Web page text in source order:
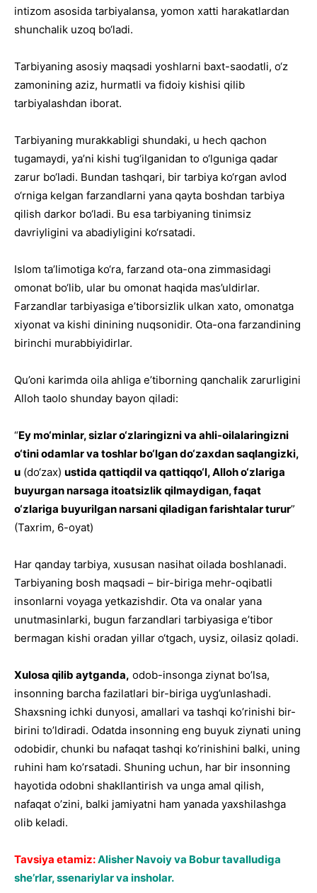
intizom asosida tarbiyalansa, yomon xatti harakatlardan
shunchalik uzoq bo‘ladi.
Tarbiyaning asosiy maqsadi yoshlarni baxt-saodatli, o‘z
zamonining aziz, hurmatli va fidoiy kishisi qilib
tarbiyalashdan iborat.
Tarbiyaning murakkabligi shundaki, u hech qachon
tugamaydi, ya’ni kishi tug‘ilganidan to o‘lguniga qadar
zarur bo‘ladi. Bundan tashqari, bir tarbiya ko‘rgan avlod
o‘rniga kelgan farzandlarni yana qayta boshdan tarbiya
qilish darkor bo‘ladi. Bu esa tarbiyaning tinimsiz
davriyligini va abadiyligini ko‘rsatadi.
Islom ta’limotiga ko‘ra, farzand ota-ona zimmasidagi
omonat bo‘lib, ular bu omonat haqida mas’uldirlar.
Farzandlar tarbiyasiga e’tiborsizlik ulkan xato, omonatga
xiyonat va kishi dinining nuqsonidir. Ota-ona farzandining
birinchi murabbiyidirlar.
Qu’oni karimda oila ahliga e’tiborning qanchalik zarurligini
Alloh taolo shunday bayon qiladi:
“Ey mo‘minlar, sizlar o‘zlaringizni va ahli-oilalaringizni
o‘tini odamlar va toshlar bo‘lgan do‘zaxdan saqlangizki,
u (do‘zax) ustida qattiqdil va qattiqqo‘l, Alloh o‘zlariga
buyurgan narsaga itoatsizlik qilmaydigan, faqat
o‘zlariga buyurilgan narsani qiladigan farishtalar turur”
(Taxrim, 6-oyat)
Har qanday tarbiya, xususan nasihat oilada boshlanadi.
Tarbiyaning bosh maqsadi – bir-biriga mehr-oqibatli
insonlarni voyaga yetkazishdir. Ota va onalar yana
unutmasinlarki, bugun farzandlari tarbiyasiga e’tibor
bermagan kishi oradan yillar o‘tgach, uysiz, oilasiz qoladi.
Xulosa qilib aytganda, odob-insonga ziynat bo’lsa,
insonning barcha fazilatlari bir-biriga uyg’unlashadi.
Shaxsning ichki dunyosi, amallari va tashqi ko’rinishi bir-
birini to’ldiradi. Odatda insonning eng buyuk ziynati uning
odobidir, chunki bu nafaqat tashqi ko’rinishini balki, uning
ruhini ham ko’rsatadi. Shuning uchun, har bir insonning
hayotida odobni shakllantirish va unga amal qilish,
nafaqat o’zini, balki jamiyatni ham yanada yaxshilashga
olib keladi.
Tavsiya etamiz:Alisher Navoiy va Bobur tavalludiga
she’rlar, ssenariylar va insholar.